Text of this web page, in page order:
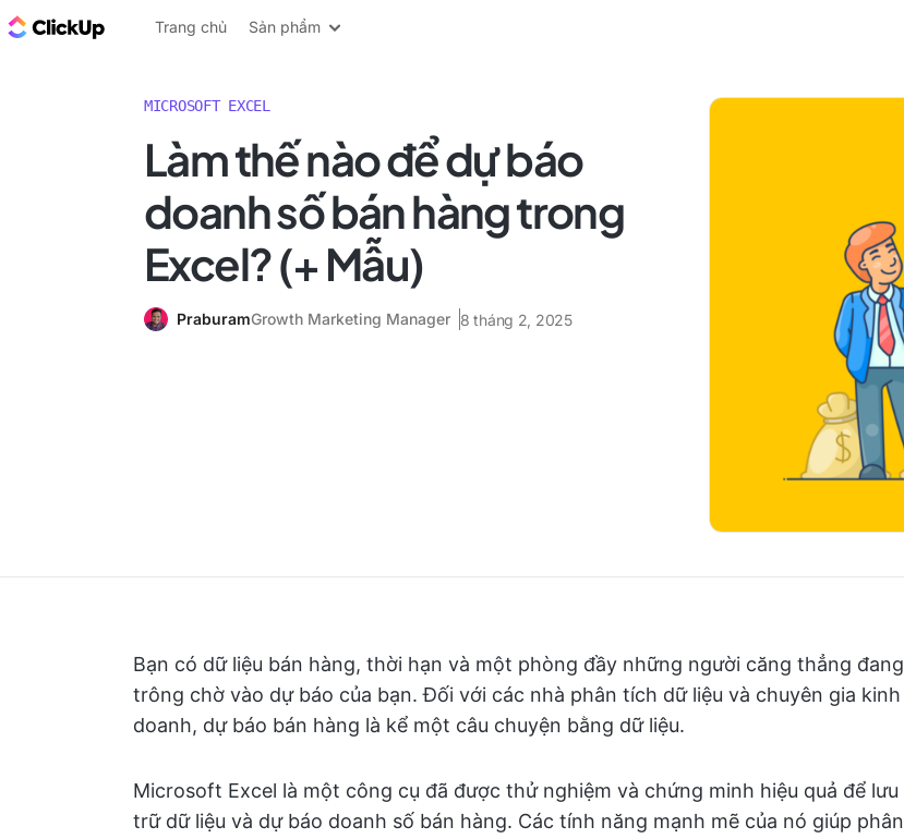
ClickUp Blog
Trang chủ Sản phẩm
MICROSOFT EXCEL
Làm thế nào để dự báo
doanh số bán hàng trong
Excel? (+ Mẫu)
PraburamGrowth Marketing Manager 8 tháng 2, 2025
Bạn có dữ liệu bán hàng, thời hạn và một phòng đầy những người căng thẳng đang
trông chờ vào dự báo của bạn. Đối với các nhà phân tích dữ liệu và chuyên gia kinh
doanh, dự báo bán hàng là kể một câu chuyện bằng dữ liệu.
Microsoft Excel là một công cụ đã được thử nghiệm và chứng minh hiệu quả để lưu
trữ dữ liệu và dự báo doanh số bán hàng. Các tính năng mạnh mẽ của nó giúp phân